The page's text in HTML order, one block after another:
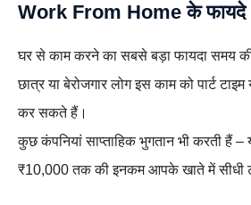
Work From Home के फायदे
घर से काम करने का सबसे बड़ा फायदा समय
छात्र या बेरोजगार लोग इस काम को पार्ट
कर सकते हैं।
कुछ कंपनियां साप्ताहिक भुगतान भी करती हैं
₹10,000 तक की इनकम आपके खाते में सीधी